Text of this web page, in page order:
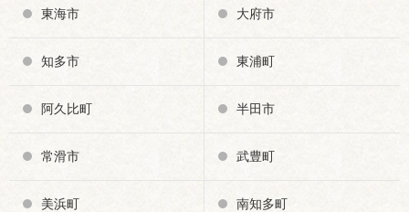
東海市 大府市
知多市 東浦町
阿久比町 半田市
常滑市 武豊町
美浜町 南知多町